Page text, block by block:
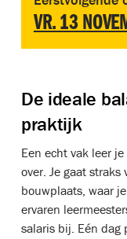
VR. 13
De ideale
praktijk
Een echt vak leer
over. Je gaat
bouwplaats, waar
ervaren
salaris bij. Eén dag